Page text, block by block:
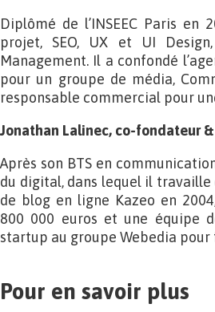
Diplômé de l’INSEEC Paris en
projet, SEO, UX et UI
Management. Il a confondé
pour un groupe de média,
responsable commercial pour
Jonathan Lalinec, co-fondateur
Après son BTS en
du digital, dans lequel il
de blog en ligne Kazeo en
800 000 euros et une équipe
startup au groupe Webedia pour
Pour en savoir plus